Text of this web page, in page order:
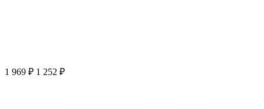
1 969 ₽ 1 252 ₽